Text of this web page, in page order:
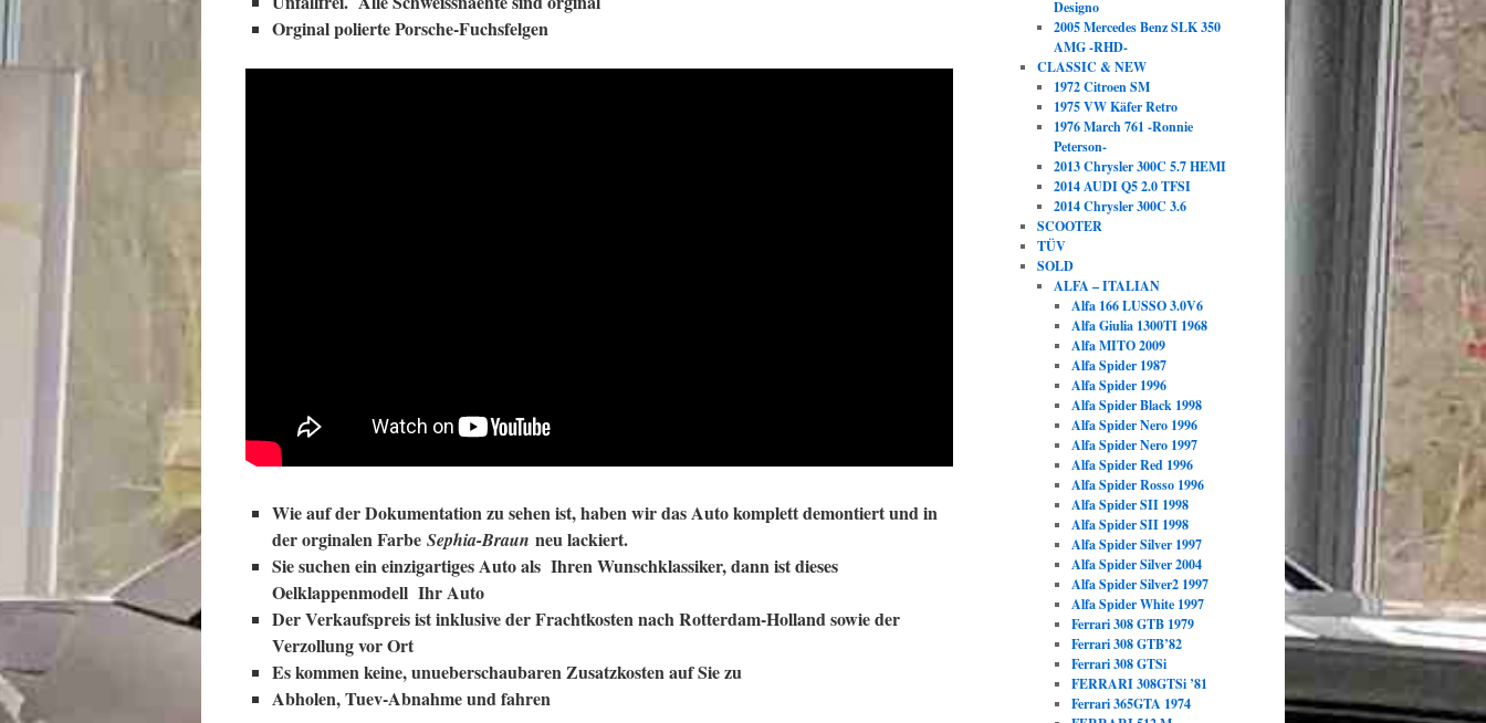
Orginal polierte Porsche-Fuchsfelgen
Wie auf der Dokumentation zu sehen ist, haben wir das Auto komplett demontiert und in
der orginalen Farbe Sephia-Braun neu lackiert.
Sie suchen ein einzigartiges Auto als Ihren Wunschklassiker, dann ist dieses
Oelklappenmodell Ihr Auto
Der Verkaufspreis ist inklusive der Frachtkosten nach Rotterdam-Holland sowie der
Verzollung vor Ort
Es kommen keine, unueberschaubaren Zusatzkosten auf Sie zu
Abholen, Tuev-Abnahme und fahren
Designo
2005 Mercedes Benz SLK 350
AMG -RHD-
CLASSIC & NEW
1972 Citroen SM
1975 VW Käfer Retro
1976 March 761 -Ronnie
Peterson-
2013 Chrysler 300C 5.7 HEMI
2014 AUDI Q5 2.0 TFSI
2014 Chrysler 300C 3.6
SCOOTER
TÜV
SOLD
ALFA – ITALIAN
Alfa 166 LUSSO 3.0V6
Alfa Giulia 1300TI 1968
Alfa MITO 2009
Alfa Spider 1987
Alfa Spider 1996
Alfa Spider Black 1998
Alfa Spider Nero 1996
Alfa Spider Nero 1997
Alfa Spider Red 1996
Alfa Spider Rosso 1996
Alfa Spider SII 1998
Alfa Spider SII 1998
Alfa Spider Silver 1997
Alfa Spider Silver 2004
Alfa Spider Silver2 1997
Alfa Spider White 1997
Ferrari 308 GTB 1979
Ferrari 308 GTB’82
Ferrari 308 GTSi
FERRARI 308GTSi ’81
Ferrari 365GTA 1974